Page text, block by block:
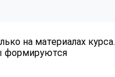
на материалах курса.
формируются